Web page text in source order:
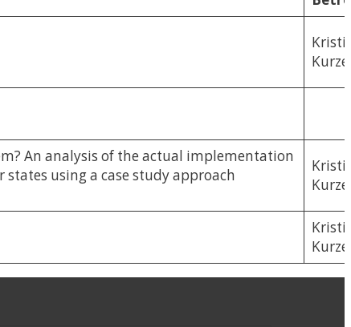
Kurze
An analysis of the actual implementation
using a case study approach
Kurze
Kurze